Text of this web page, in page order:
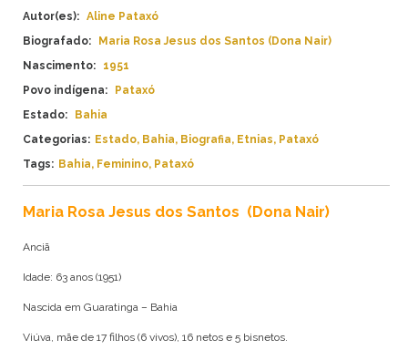
ESTADO
AMAPÁ
AMAZONAS
BAHIA
CEARÁ
MARANHÃO
MATO GROSSO
MINAS GERAIS
PARÁ
ETNIA
ANAPURU
APINAJÉ
ARITI
BORORO
BOTOCUDO
GAVIÃO
Autor(es): Aline Pataxó
Biografado:
Maria Rosa Jesus dos Santos (Dona Nair)
Nascimento:
1951
Povo indígena:
Pataxó
Estado:
Bahia
Categorias: Estado, Bahia, Biografia, Etnias, Pataxó
Tags: Bahia, Feminino, Pataxó
Maria Rosa Jesus dos Santos (Dona Nair)
Anciã
Idade: 63 anos (1951)
Nascida em Guaratinga – Bahia
Viúva, mãe de 17 filhos (6 vivos), 16 netos e 5 bisnetos.